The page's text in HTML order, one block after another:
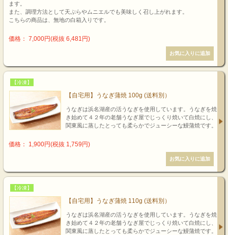
ます。
また、調理方法として天ぷらやムニエルでも美味しく召し上がれます。
こちらの商品は、無地の白箱入りです。
価格： 7,000円(税抜 6,481円)
【冷凍】
【自宅用】うなぎ蒲焼 100g (送料別）
うなぎは浜名湖産の活うなぎを使用しています。うなぎを焼
き始めて４２年の老舗うなぎ屋でじっくり焼いて白焼にし、
関東風に蒸したとっても柔らかでジューシーな鰻蒲焼です。
価格： 1,900円(税抜 1,759円)
【冷凍】
【自宅用】うなぎ蒲焼 110g (送料別）
うなぎは浜名湖産の活うなぎを使用しています。うなぎを焼
き始めて４２年の老舗うなぎ屋でじっくり焼いて白焼にし、
関東風に蒸したとっても柔らかでジューシーな鰻蒲焼です。